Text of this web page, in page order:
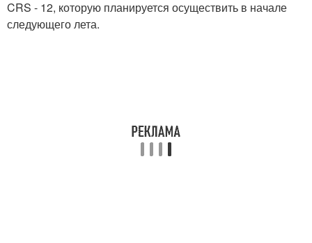
CRS - 12, которую планируется осуществить в начале
следующего лета.